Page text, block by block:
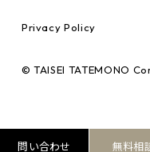
Privacy Policy
© TAISEI TATEMONO
問い合わせ 無料相